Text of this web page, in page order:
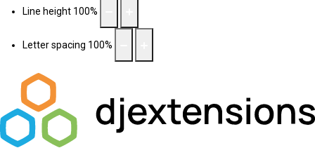
Line height 100%
Letter spacing 100%